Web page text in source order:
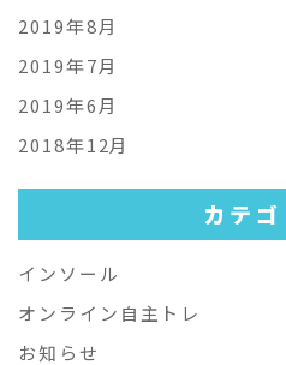
2019年8月
2019年7月
2019年6月
2018年12月
カテゴ
インソール
オンライン自主トレ
お知らせ